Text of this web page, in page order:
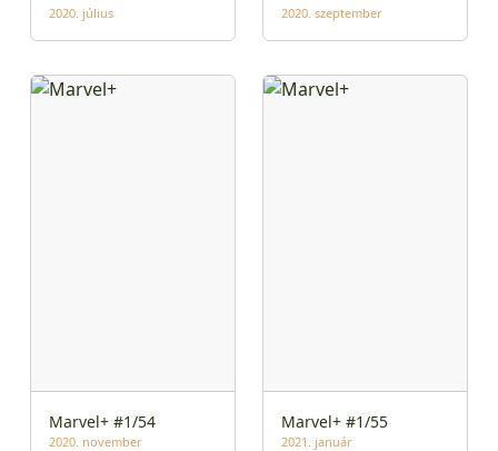
2020. július 2020. szeptember
Marvel+ #1/54
2020. november
Marvel+ #1/55
2021. január